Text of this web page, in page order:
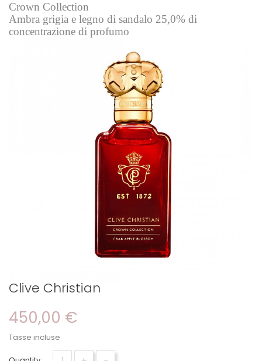
Crown Collection
Ambra grigia e legno di sandalo 25,0% di
concentrazione di profumo
Clive Christian
450,00 €
Tasse incluse